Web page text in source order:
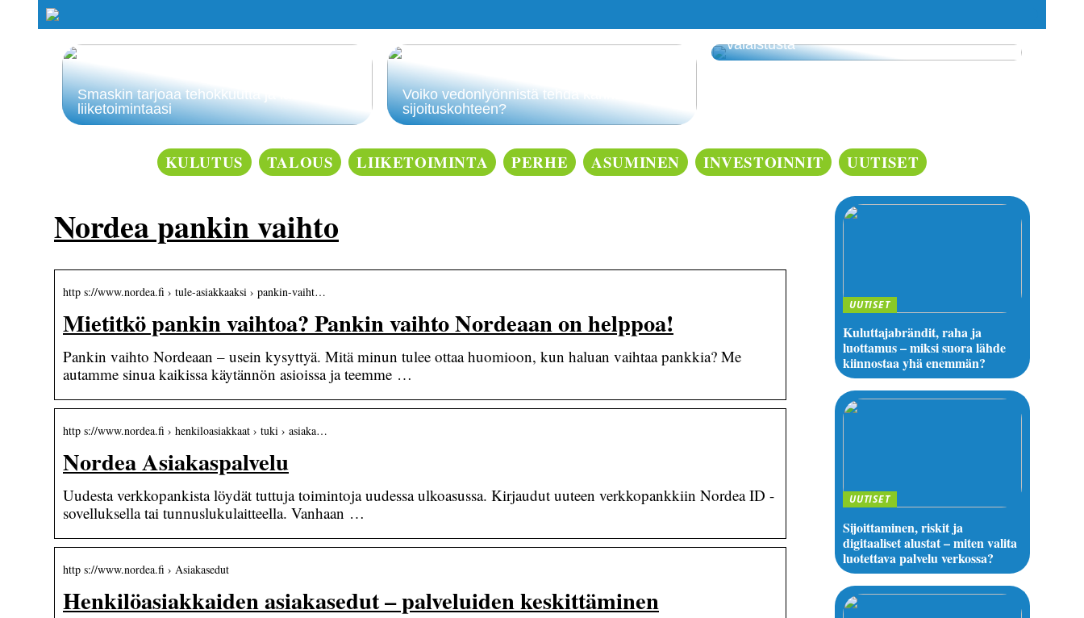
Smaskin tarjoaa tehokkuutta ja laatua
liiketoimintaasi
Voiko vedonlyönnistä tehdä kannattavan
sijoituskohteen?
3 budjettiystävällistä tapaa luoda kodikasta
valaistusta
KULUTUS TALOUS LIIKETOIMINTA PERHE ASUMINEN INVESTOINNIT UUTISET
Nordea pankin vaihto
http s://www.nordea.fi › tule-asiakkaaksi › pankin-vaiht…
Mietitkö pankin vaihtoa? Pankin vaihto Nordeaan on helppoa!
Pankin vaihto Nordeaan – usein kysyttyä. Mitä minun tulee ottaa huomioon, kun haluan vaihtaa pankkia? Me
autamme sinua kaikissa käytännön asioissa ja teemme …
http s://www.nordea.fi › henkiloasiakkaat › tuki › asiaka…
Nordea Asiakaspalvelu
Uudesta verkkopankista löydät tuttuja toimintoja uudessa ulkoasussa. Kirjaudut uuteen verkkopankkiin Nordea ID -
sovelluksella tai tunnuslukulaitteella. Vanhaan …
http s://www.nordea.fi › Asiakasedut
Henkilöasiakkaiden asiakasedut – palveluiden keskittäminen
UUTISET
Kuluttajabrändit, raha ja
luottamus – miksi suora lähde
kiinnostaa yhä enemmän?
UUTISET
Sijoittaminen, riskit ja
digitaaliset alustat – miten valita
luotettava palvelu verkossa?